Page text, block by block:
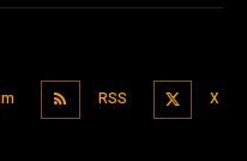
RSS X